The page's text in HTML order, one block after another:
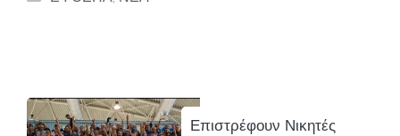
​Επιστρέφουν Νικητές